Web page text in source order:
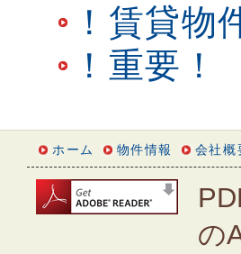
！賃貸物
！重要！
ホーム 物件情報 会社概
の